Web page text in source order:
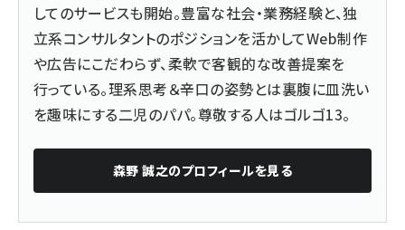
してのサービスも開始。豊富な社会・業務経験と、独
立系コンサルタントのポジションを活かしてWeb制作
や広告にこだわらず、柔軟で客観的な改善提案を
行っている。理系思考＆辛口の姿勢とは裏腹に皿洗い
を趣味にする二児のパパ。尊敬する人はゴルゴ13。
森野 誠之のプロフィールを見る